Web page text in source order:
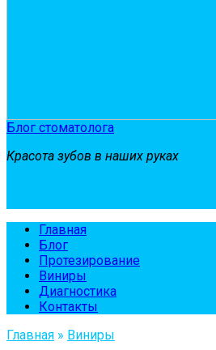
Блог стоматолога
Красота зубов в наших руках
Главная
Блог
Протезирование
Виниры
Диагностика
Контакты
Главная » Виниры